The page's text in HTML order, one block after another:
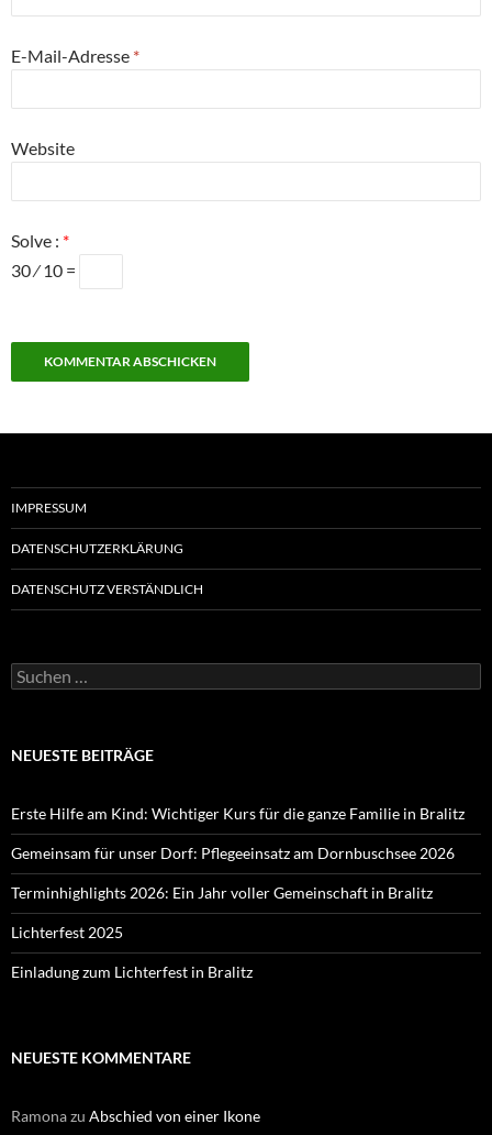
E-Mail-Adresse *
Website
Solve : *
30 ⁄ 10 =
IMPRESSUM
DATENSCHUTZERKLÄRUNG
DATENSCHUTZ VERSTÄNDLICH
Suchen
nach:
NEUESTE BEITRÄGE
Erste Hilfe am Kind: Wichtiger Kurs für die ganze Familie in Bralitz
Gemeinsam für unser Dorf: Pflegeeinsatz am Dornbuschsee 2026
Terminhighlights 2026: Ein Jahr voller Gemeinschaft in Bralitz
Lichterfest 2025
Einladung zum Lichterfest in Bralitz
NEUESTE KOMMENTARE
Ramonazu Abschied von einer Ikone